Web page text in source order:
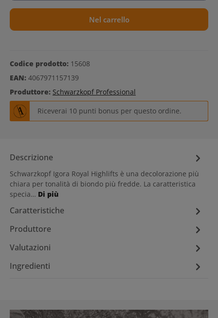
Nel carrello
Codice prodotto: 15608
EAN: 4067971157139
Produttore: Schwarzkopf Professional
Riceverai 10 punti bonus per questo ordine.
Descrizione
Schwarzkopf Igora Royal Highlifts è una decolorazione più
chiara per tonalità di biondo più fredde. La caratteristica
specia… Di più
Caratteristiche
Produttore
Valutazioni
Ingredienti